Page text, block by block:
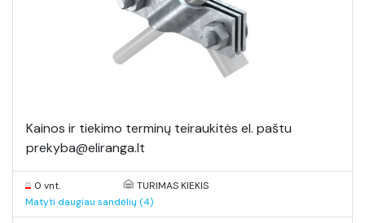
Kainos ir tiekimo terminų teiraukitės el. paštu
prekyba@eliranga.lt
0 vnt.
TURIMAS KIEKIS
Matyti daugiau sandėlių (4)